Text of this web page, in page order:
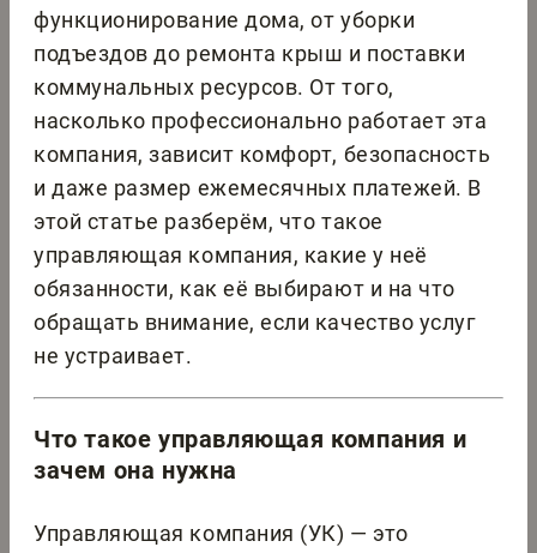
функционирование дома, от уборки
подъездов до ремонта крыш и поставки
коммунальных ресурсов. От того,
насколько профессионально работает эта
компания, зависит комфорт, безопасность
и даже размер ежемесячных платежей. В
этой статье разберём, что такое
управляющая компания, какие у неё
обязанности, как её выбирают и на что
обращать внимание, если качество услуг
не устраивает.
Что такое управляющая компания и
зачем она нужна
Управляющая компания (УК) — это